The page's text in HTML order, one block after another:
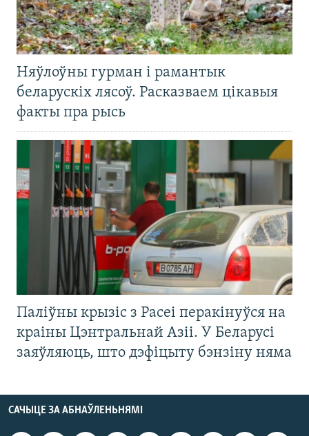
Няўлоўны гурман і рамантык
беларускіх лясоў. Расказваем цікавыя
факты пра рысь
Паліўны крызіс з Расеі перакінуўся на
краіны Цэнтральнай Азіі. У Беларусі
заяўляюць, што дэфіцыту бэнзіну няма
САЧЫЦЕ ЗА АБНАЎЛЕНЬНЯМІ